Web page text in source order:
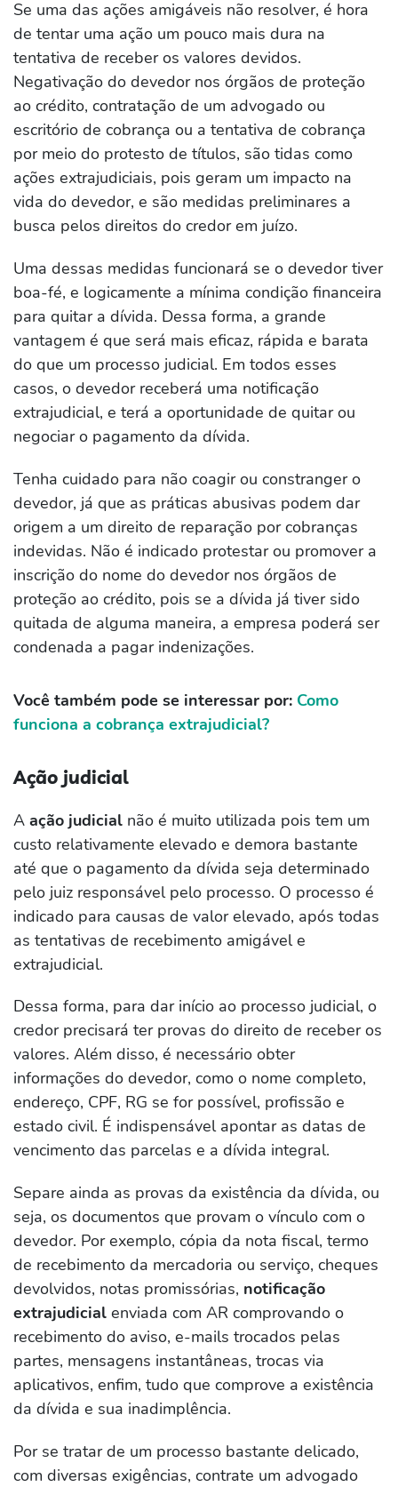
Se uma das ações amigáveis não resolver, é hora
de tentar uma ação um pouco mais dura na
tentativa de receber os valores devidos.
Negativação do devedor nos órgãos de proteção
ao crédito, contratação de um advogado ou
escritório de cobrança ou a tentativa de cobrança
por meio do protesto de títulos, são tidas como
ações extrajudiciais, pois geram um impacto na
vida do devedor, e são medidas preliminares a
busca pelos direitos do credor em juízo.
Uma dessas medidas funcionará se o devedor tiver
boa-fé, e logicamente a mínima condição financeira
para quitar a dívida. Dessa forma, a grande
vantagem é que será mais eficaz, rápida e barata
do que um processo judicial. Em todos esses
casos, o devedor receberá uma notificação
extrajudicial, e terá a oportunidade de quitar ou
negociar o pagamento da dívida.
Tenha cuidado para não coagir ou constranger o
devedor, já que as práticas abusivas podem dar
origem a um direito de reparação por cobranças
indevidas. Não é indicado protestar ou promover a
inscrição do nome do devedor nos órgãos de
proteção ao crédito, pois se a dívida já tiver sido
quitada de alguma maneira, a empresa poderá ser
condenada a pagar indenizações.
Você também pode se interessar por: Como
funciona a cobrança extrajudicial?
Ação judicial
A ação judicial não é muito utilizada pois tem um
custo relativamente elevado e demora bastante
até que o pagamento da dívida seja determinado
pelo juiz responsável pelo processo. O processo é
indicado para causas de valor elevado, após todas
as tentativas de recebimento amigável e
extrajudicial.
Dessa forma, para dar início ao processo judicial, o
credor precisará ter provas do direito de receber os
valores. Além disso, é necessário obter
informações do devedor, como o nome completo,
endereço, CPF, RG se for possível, profissão e
estado civil. É indispensável apontar as datas de
vencimento das parcelas e a dívida integral.
Separe ainda as provas da existência da dívida, ou
seja, os documentos que provam o vínculo com o
devedor. Por exemplo, cópia da nota fiscal, termo
de recebimento da mercadoria ou serviço, cheques
devolvidos, notas promissórias, notificação
extrajudicial enviada com AR comprovando o
recebimento do aviso, e-mails trocados pelas
partes, mensagens instantâneas, trocas via
aplicativos, enfim, tudo que comprove a existência
da dívida e sua inadimplência.
Por se tratar de um processo bastante delicado,
com diversas exigências, contrate um advogado